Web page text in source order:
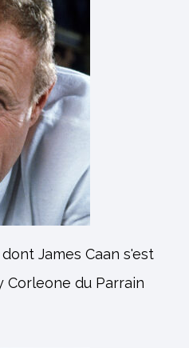
James Caan s'est
Corleone du Parrain